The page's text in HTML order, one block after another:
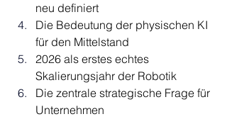
neu definiert
Die Bedeutung der physischen KI
für den Mittelstand
2026 als erstes echtes
Skalierungsjahr der Robotik
Die zentrale strategische Frage für
Unternehmen